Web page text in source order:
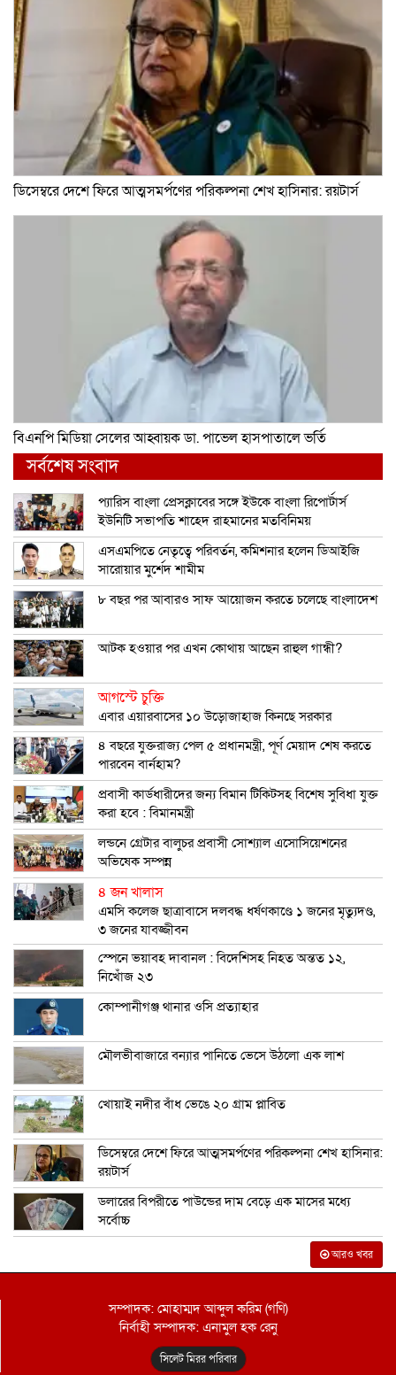
ডিসেম্বরে দেশে ফিরে আত্মসমর্পণের পরিকল্পনা শেখ হাসিনার: রয়টার্স
বিএনপি মিডিয়া সেলের আহ্বায়ক ডা. পাভেল হাসপাতালে ভর্তি
সর্বশেষ সংবাদ
প্যারিস বাংলা প্রেসক্লাবের সঙ্গে ইউকে বাংলা রিপোর্টার্স
ইউনিটি সভাপতি শাহেদ রাহমানের মতবিনিময়
এসএমপিতে নেতৃত্বে পরিবর্তন, কমিশনার হলেন ডিআইজি
সারোয়ার মুর্শেদ শামীম
৮ বছর পর আবারও সাফ আয়োজন করতে চলেছে বাংলাদেশ
আটক হওয়ার পর এখন কোথায় আছেন রাহুল গান্ধী?
আগস্টে চুক্তি
এবার এয়ারবাসের ১০ উড়োজাহাজ কিনছে সরকার
৪ বছরে যুক্তরাজ্য পেল ৫ প্রধানমন্ত্রী, পূর্ণ মেয়াদ শেষ করতে
পারবেন বার্নহাম?
প্রবাসী কার্ডধারীদের জন্য বিমান টিকিটসহ বিশেষ সুবিধা যুক্ত
করা হবে : বিমানমন্ত্রী
লন্ডনে গ্রেটার বালুচর প্রবাসী সোশ্যাল এসোসিয়েশনের
অভিষেক সম্পন্ন
৪ জন খালাস
এমসি কলেজ ছাত্রাবাসে দলবদ্ধ ধর্ষণকাণ্ডে ১ জনের মৃত্যুদণ্ড,
৩ জনের যাবজ্জীবন
স্পেনে ভয়াবহ দাবানল : বিদেশিসহ নিহত অন্তত ১২,
নিখোঁজ ২৩
কোম্পানীগঞ্জ থানার ওসি প্রত্যাহার
মৌলভীবাজারে বন্যার পানিতে ভেসে উঠলো এক লাশ
খোয়াই নদীর বাঁধ ভেঙে ২০ গ্রাম প্লাবিত
ডিসেম্বরে দেশে ফিরে আত্মসমর্পণের পরিকল্পনা শেখ হাসিনার:
রয়টার্স
ডলারের বিপরীতে পাউন্ডের দাম বেড়ে এক মাসের মধ্যে
সর্বোচ্চ
আরও খবর
সম্পাদক: মোহাম্মদ আব্দুল করিম (গণি)
নির্বাহী সম্পাদক: এনামুল হক রেনু
সিলেট মিরর পরিবার